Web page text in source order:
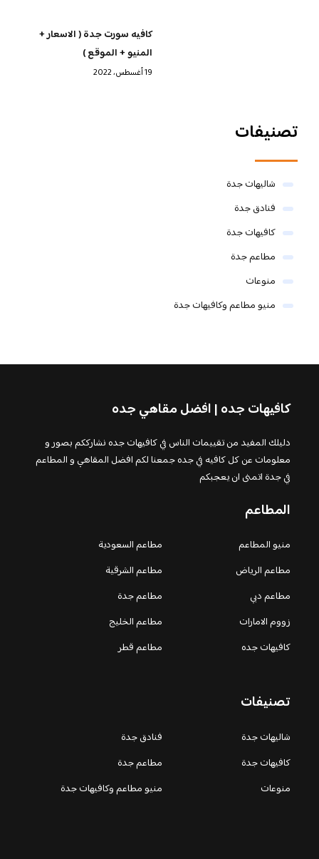
كافيه سورت جدة ( الاسعار +
المنيو + الموقع )
19 أغسطس، 2022
تصنيفات
شاليهات جدة
فنادق جدة
كافيهات جدة
مطاعم جدة
منوعات
منيو مطاعم وكافيهات جدة
كافيهات جده | افضل مقاهي جده
دليلك المفيد من تقييمات الناس في كافيهات جده نشارككم بصور و
معلومات عن كل كافيه في جده جمعنا لكم افضل المقاهي و المطاعم
في جدة اتمنى ان يعجبكم
المطاعم
منيو المطاعم
مطاعم السعودية
مطاعم الرياض
مطاعم الشرقية
مطاعم دبي
مطاعم جدة
زووم الامارات
مطاعم الخليج
كافيهات جده
مطاعم قطر
تصنيفات
شاليهات جدة
فنادق جدة
كافيهات جدة
مطاعم جدة
منوعات
منيو مطاعم وكافيهات جدة